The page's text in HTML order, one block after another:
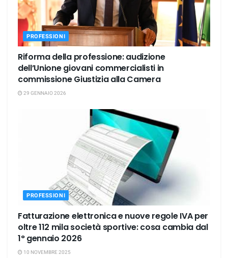
PROFESSIONI
Riforma della professione: audizione
dell’Unione giovani commercialisti in
commissione Giustizia alla Camera
29 GENNAIO 2026
PROFESSIONI
Fatturazione elettronica e nuove regole IVA per
oltre 112 mila società sportive: cosa cambia dal
1° gennaio 2026
10 NOVEMBRE 2025